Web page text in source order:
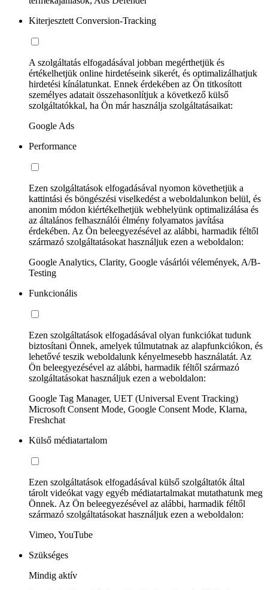
Kiterjesztett Conversion-Tracking
A szolgáltatás elfogadásával jobban megérthetjük és
értékelhetjük online hirdetéseink sikerét, és optimalizálhatjuk
hirdetési kínálatunkat. Ennek érdekében az Ön titkosított
személyes adatait összehasonlítjuk a következő külső
szolgáltatókkal, ha Ön már használja szolgáltatásaikat:
Google Ads
Performance
Ezen szolgáltatások elfogadásával nyomon követhetjük a
kattintási és böngészési viselkedést a weboldalunkon belül, és
anonim módon kiértékelhetjük webhelyünk optimalizálása és
az általános felhasználói élmény folyamatos javítása
érdekében. Az Ön beleegyezésével az alábbi, harmadik féltől
származó szolgáltatásokat használjuk ezen a weboldalon:
Google Analytics, Clarity, Google vásárlói vélemények, A/B-
Testing
Funkcionális
Ezen szolgáltatások elfogadásával olyan funkciókat tudunk
biztosítani Önnek, amelyek túlmutatnak az alapfunkciókon, és
lehetővé teszik weboldalunk kényelmesebb használatát. Az
Ön beleegyezésével az alábbi, harmadik féltől származó
szolgáltatásokat használjuk ezen a weboldalon:
Google Tag Manager, UET (Universal Event Tracking)
Microsoft Consent Mode, Google Consent Mode, Klarna,
Freshchat
Külső médiatartalom
Ezen szolgáltatások elfogadásával külső szolgáltatók által
tárolt videókat vagy egyéb médiatartalmakat mutathatunk meg
Önnek. Az Ön beleegyezésével az alábbi, harmadik féltől
származó szolgáltatásokat használjuk ezen a weboldalon:
Vimeo, YouTube
Szükséges
Mindig aktív